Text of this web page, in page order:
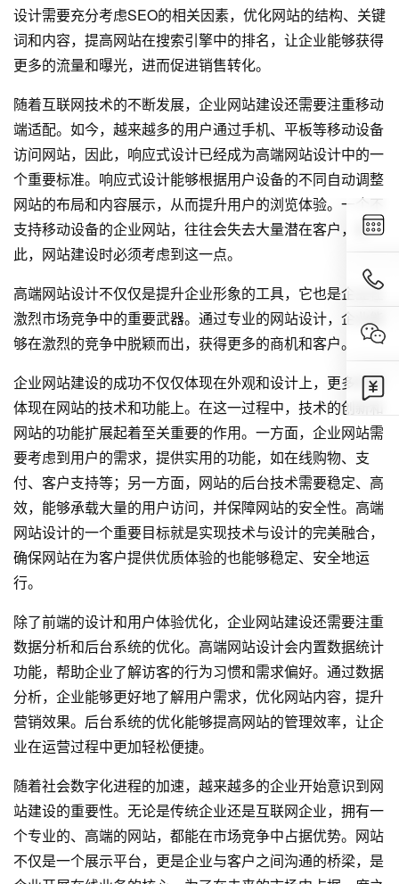
设计需要充分考虑SEO的相关因素，优化网站的结构、关键
词和内容，提高网站在搜索引擎中的排名，让企业能够获得
更多的流量和曝光，进而促进销售转化。
随着互联网技术的不断发展，企业网站建设还需要注重移动
端适配。如今，越来越多的用户通过手机、平板等移动设备
访问网站，因此，响应式设计已经成为高端网站设计中的一
个重要标准。响应式设计能够根据用户设备的不同自动调整
网站的布局和内容展示，从而提升用户的浏览体验。一个不
支持移动设备的企业网站，往往会失去大量潜在客户，因
此，网站建设时必须考虑到这一点。
高端网站设计不仅仅是提升企业形象的工具，它也是企业在
激烈市场竞争中的重要武器。通过专业的网站设计，企业能
够在激烈的竞争中脱颖而出，获得更多的商机和客户。
企业网站建设的成功不仅仅体现在外观和设计上，更多的是
体现在网站的技术和功能上。在这一过程中，技术的创新和
网站的功能扩展起着至关重要的作用。一方面，企业网站需
要考虑到用户的需求，提供实用的功能，如在线购物、支
付、客户支持等；另一方面，网站的后台技术需要稳定、高
效，能够承载大量的用户访问，并保障网站的安全性。高端
网站设计的一个重要目标就是实现技术与设计的完美融合，
确保网站在为客户提供优质体验的也能够稳定、安全地运
行。
除了前端的设计和用户体验优化，企业网站建设还需要注重
数据分析和后台系统的优化。高端网站设计会内置数据统计
功能，帮助企业了解访客的行为习惯和需求偏好。通过数据
分析，企业能够更好地了解用户需求，优化网站内容，提升
营销效果。后台系统的优化能够提高网站的管理效率，让企
业在运营过程中更加轻松便捷。
随着社会数字化进程的加速，越来越多的企业开始意识到网
站建设的重要性。无论是传统企业还是互联网企业，拥有一
个专业的、高端的网站，都能在市场竞争中占据优势。网站
不仅是一个展示平台，更是企业与客户之间沟通的桥梁，是